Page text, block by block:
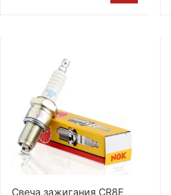
Свеча зажигания CR8E